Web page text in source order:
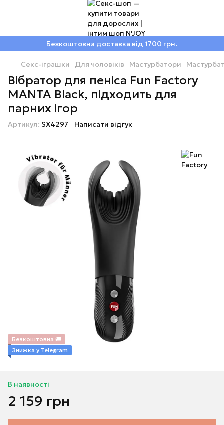
Безкоштовна доставка від 1700 грн.
Секс-іграшки Для чоловіків Мастурбатори
Вібратор для пеніса Fun Factory
MANTA Black, підходить для
парних ігор
Артикул: SX4297 Написати відгук
Безкоштовна 🚚
Знижка у Telegram
В наявності
2 159 грн